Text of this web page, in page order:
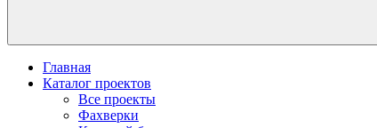
Главная
Каталог проектов
Все проекты
Фахверки